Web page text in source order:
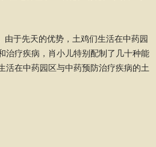
于先天的优势，土鸡们生活在中药园
治疗疾病，肖小儿特别配制了几十种能
活在中药园区与中药预防治疗疾病的土